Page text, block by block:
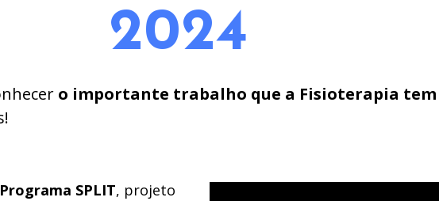
2024
o importante trabalho que a Fisioterapia tem
Programa SPLIT, projeto